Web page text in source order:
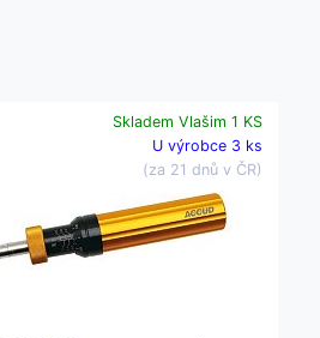
Skladem Vlašim 1 KS
U výrobce 3 ks
(za 21 dnů v ČR)